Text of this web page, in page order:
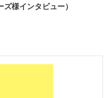
様インタビュー）